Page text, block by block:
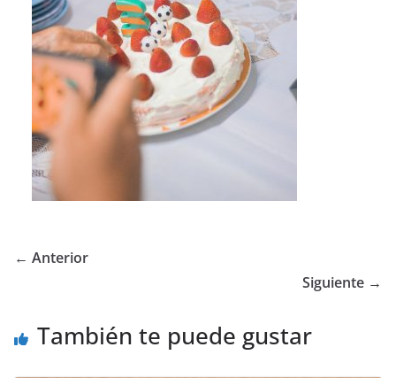
← Anterior
Siguiente →
También te puede gustar